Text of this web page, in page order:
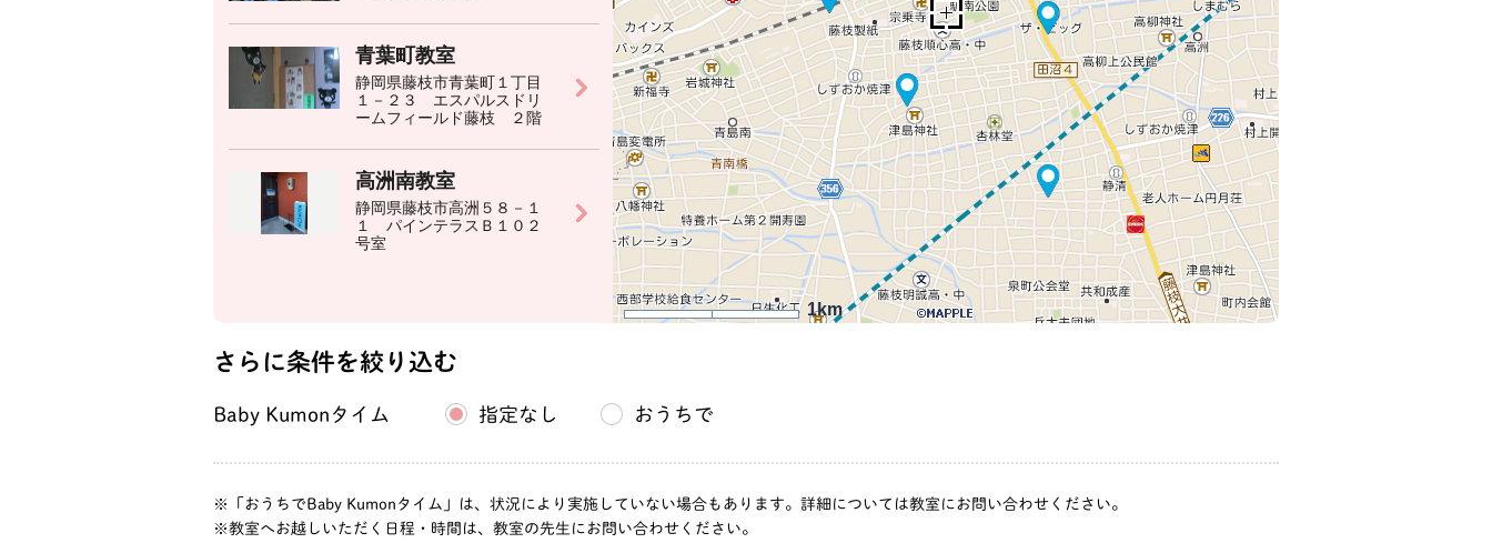
1km
青葉町教室
静岡県藤枝市青葉町１丁目
１－２３ エスパルスドリ
ームフィールド藤枝 ２階
高洲南教室
静岡県藤枝市高洲５８－１
１ パインテラスＢ１０２
号室
さらに条件を絞り込む
Baby Kumonタイム 指定なし おうちで
「おうちでBaby Kumonタイム」は、状況により実施していない場合もあります。詳細については教室にお問い合わせください。
教室へお越しいただく日程・時間は、教室の先生にお問い合わせください。